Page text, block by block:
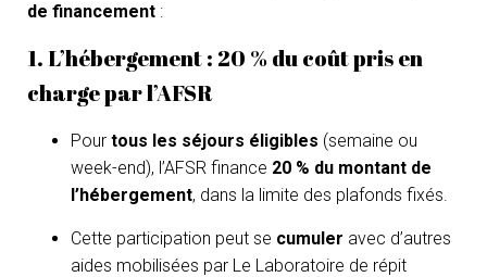
de financement :
1. L’hébergement : 20 % du coût pris en
charge par l’AFSR
Pour tous les séjours éligibles (semaine ou
week-end), l’AFSR finance 20 % du montant de
l’hébergement, dans la limite des plafonds fixés.
Cette participation peut se cumuler avec d’autres
aides mobilisées par Le Laboratoire de répit